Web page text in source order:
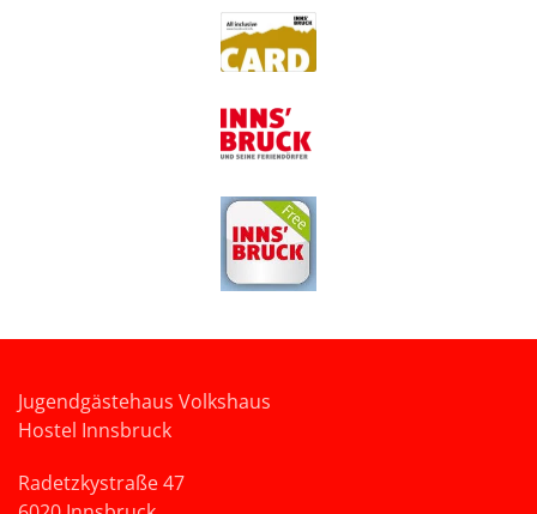
Jugendgästehaus Volkshaus
Hostel Innsbruck
Radetzkystraße 47